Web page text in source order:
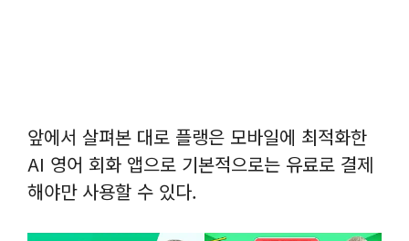
앞에서 살펴본 대로 플랭은 모바일에 최적화한
AI 영어 회화 앱으로 기본적으로는 유료로 결제
해야만 사용할 수 있다.